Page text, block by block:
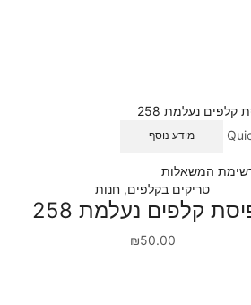
מידע נוסף
המשאלות
טריקים בקלפים, חנות
קלפים נעלמת 258
₪50.00